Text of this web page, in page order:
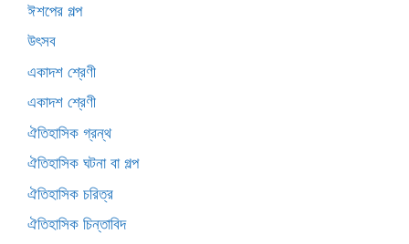
ঈশপের গল্প
উৎসব
একাদশ শ্রেণী
একাদশ শ্রেণী
ঐতিহাসিক গ্রন্থ
ঐতিহাসিক ঘটনা বা গল্প
ঐতিহাসিক চরিত্র
ঐতিহাসিক চিন্তাবিদ